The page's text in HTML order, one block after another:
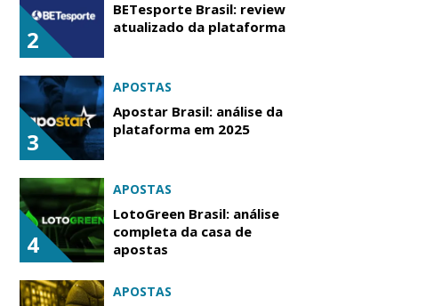
2
BETesporte Brasil: review
atualizado da plataforma
3
APOSTAS
Apostar Brasil: análise da
plataforma em 2025
4
APOSTAS
LotoGreen Brasil: análise
completa da casa de
apostas
APOSTAS